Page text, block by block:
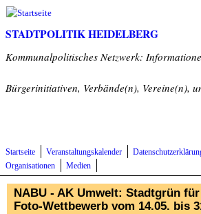
Direkt zum Inhalt
STADTPOLITIK HEIDELBERG
Kommunalpolitisches Netzwerk:
Bürgerinitiativen, Verbände(n), Vereine(n),
Startseite Veranstaltungskalender
Organisationen
Medien
NABU - AK Umwelt: Stadtgrün
Foto-Wettbewerb vom 14.05. bis